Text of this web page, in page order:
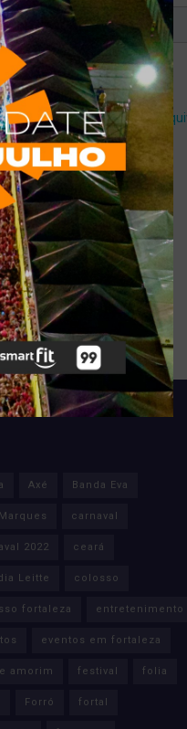
palco de um dos
...
com
está prestes a
Axé Banda Eva
carnaval
2022 ceará
Leitte colosso
fortaleza entretenimento
eventos em fortaleza
amorim festival folia
Forró fortal